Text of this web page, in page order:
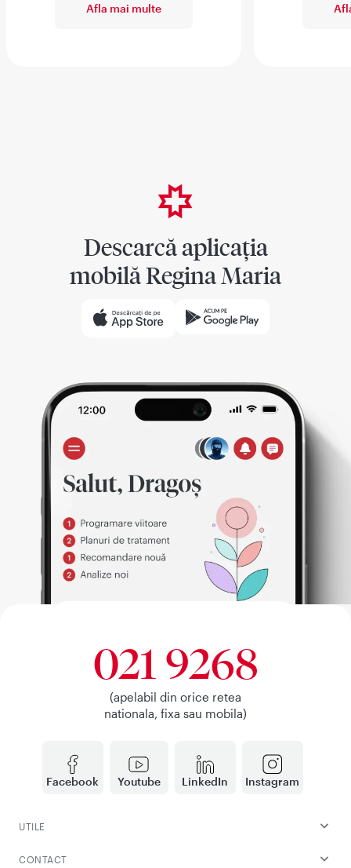
Afla mai multe
Descarcă aplicația
mobilă Regina Maria
Facebook Youtube LinkedIn Instagram
021 9268
(apelabil din orice retea
nationala, fixa sau mobila)
UTILE
CONTACT